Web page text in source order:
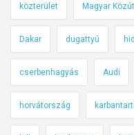
közterület Magyar Közút
Dakar dugattyú
cserbenhagyás Audi
horvátország